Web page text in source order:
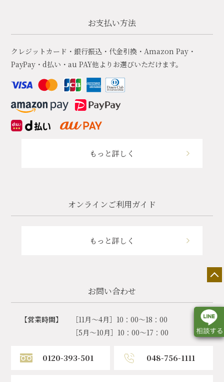
お支払い方法
クレジットカード・銀行振込・代金引換・Amazon Pay・
PayPay・d払い・au PAY他よりお選びいただけます。
もっと詳しく
オンラインご利用ガイド
もっと詳しく
お問い合わせ
【営業時間】
［11月～4月］10：00～18：00
［5月～10月］10：00～17：00
0120-393-501 048-756-1111
店舗一覧 展示会情報 カタログ請求